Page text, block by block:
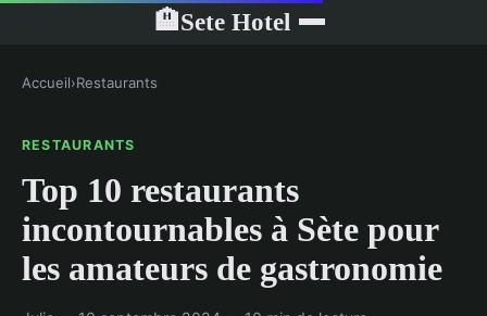
🏨Sete Hotel
Accueil›Restaurants
RESTAURANTS
Top 10 restaurants
incontournables à Sète pour
les amateurs de gastronomie